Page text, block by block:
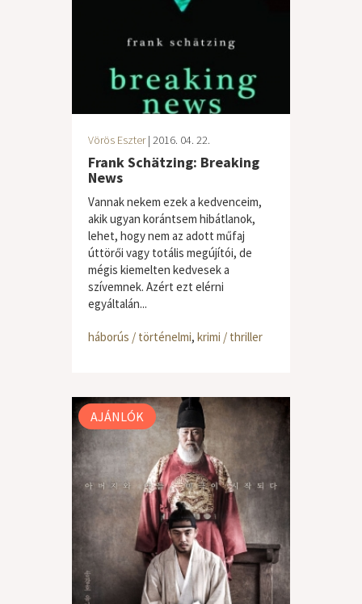
Vörös Eszter| 2016. 04. 22.
Frank Schätzing: Breaking
News
Vannak nekem ezek a kedvenceim,
akik ugyan korántsem hibátlanok,
lehet, hogy nem az adott műfaj
úttörői vagy totális megújítói, de
mégis kiemelten kedvesek a
szívemnek. Azért ezt elérni
egyáltalán...
háborús / történelmi, krimi / thriller
AJÁNLÓK